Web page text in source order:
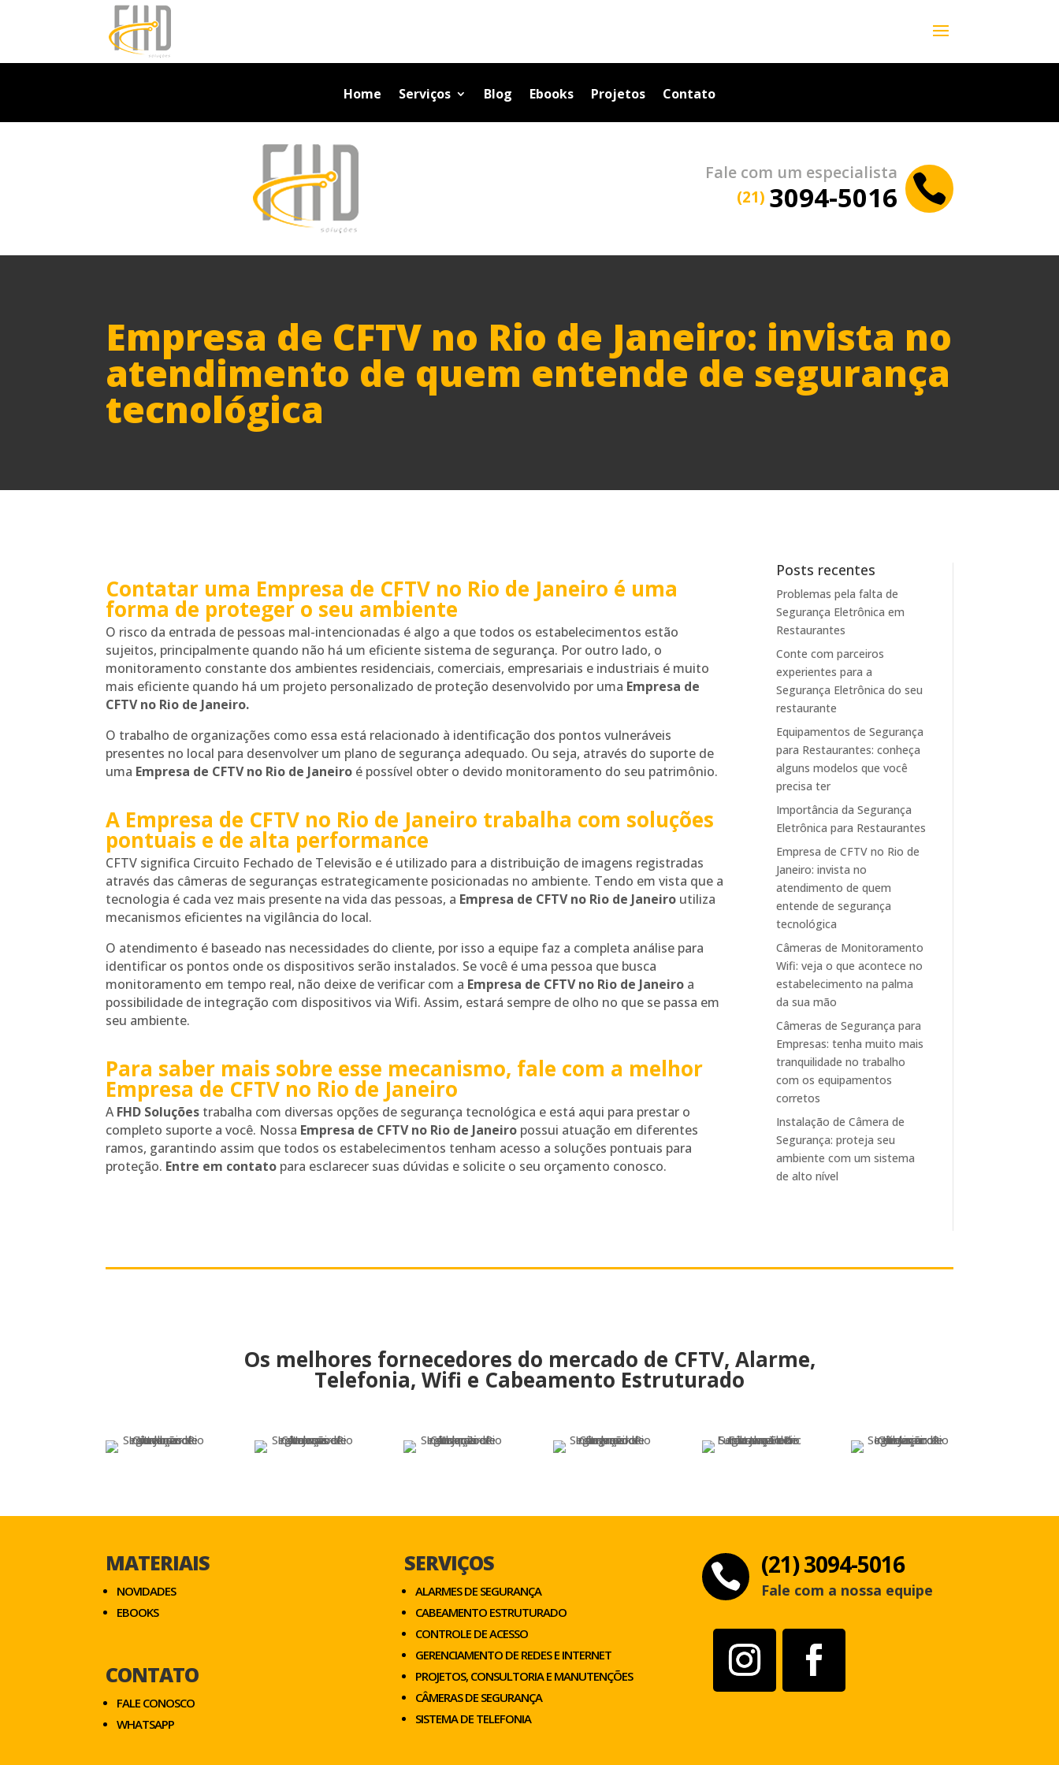
Home Serviços Blog Ebooks Projetos Contato

Fale com um especialista
(21) 3094-5016
Empresa de CFTV no Rio de Janeiro: invista no
atendimento de quem entende de segurança
tecnológica
Contatar uma Empresa de CFTV no Rio de Janeiro é uma
forma de proteger o seu ambiente
O risco da entrada de pessoas mal-intencionadas é algo a que todos os estabelecimentos estão
sujeitos, principalmente quando não há um eficiente sistema de segurança. Por outro lado, o
monitoramento constante dos ambientes residenciais, comerciais, empresariais e industriais é muito
mais eficiente quando há um projeto personalizado de proteção desenvolvido por uma Empresa de
CFTV no Rio de Janeiro.
O trabalho de organizações como essa está relacionado à identificação dos pontos vulneráveis
presentes no local para desenvolver um plano de segurança adequado. Ou seja, através do suporte de
uma Empresa de CFTV no Rio de Janeiro é possível obter o devido monitoramento do seu patrimônio.
A Empresa de CFTV no Rio de Janeiro trabalha com soluções
pontuais e de alta performance
CFTV significa Circuito Fechado de Televisão e é utilizado para a distribuição de imagens registradas
através das câmeras de seguranças estrategicamente posicionadas no ambiente. Tendo em vista que a
tecnologia é cada vez mais presente na vida das pessoas, a Empresa de CFTV no Rio de Janeiro utiliza
mecanismos eficientes na vigilância do local.
O atendimento é baseado nas necessidades do cliente, por isso a equipe faz a completa análise para
identificar os pontos onde os dispositivos serão instalados. Se você é uma pessoa que busca
monitoramento em tempo real, não deixe de verificar com a Empresa de CFTV no Rio de Janeiro a
possibilidade de integração com dispositivos via Wifi. Assim, estará sempre de olho no que se passa em
seu ambiente.
Para saber mais sobre esse mecanismo, fale com a melhor
Empresa de CFTV no Rio de Janeiro
AFHD Soluções trabalha com diversas opções de segurança tecnológica e está aqui para prestar o
completo suporte a você. Nossa Empresa de CFTV no Rio de Janeiro possui atuação em diferentes
ramos, garantindo assim que todos os estabelecimentos tenham acesso a soluções pontuais para
proteção. Entre em contato para esclarecer suas dúvidas e solicite o seu orçamento conosco.
Posts recentes
Problemas pela falta de
Segurança Eletrônica em
Restaurantes
Conte com parceiros
experientes para a
Segurança Eletrônica do seu
restaurante
Equipamentos de Segurança
para Restaurantes: conheça
alguns modelos que você
precisa ter
Importância da Segurança
Eletrônica para Restaurantes
Empresa de CFTV no Rio de
Janeiro: invista no
atendimento de quem
entende de segurança
tecnológica
Câmeras de Monitoramento
Wifi: veja o que acontece no
estabelecimento na palma
da sua mão
Câmeras de Segurança para
Empresas: tenha muito mais
tranquilidade no trabalho
com os equipamentos
corretos
Instalação de Câmera de
Segurança: proteja seu
ambiente com um sistema
de alto nível
Os melhores fornecedores do mercado de CFTV, Alarme,
Telefonia, Wifi e Cabeamento Estruturado
MATERIAIS
NOVIDADES
EBOOKS
CONTATO
FALE CONOSCO
WHATSAPP
SERVIÇOS
ALARMES DE SEGURANÇA
CABEAMENTO ESTRUTURADO
CONTROLE DE ACESSO
GERENCIAMENTO DE REDES E INTERNET
PROJETOS, CONSULTORIA E MANUTENÇÕES
CÂMERAS DE SEGURANÇA
SISTEMA DE TELEFONIA
 (21) 3094-5016
Fale com a nossa equipe